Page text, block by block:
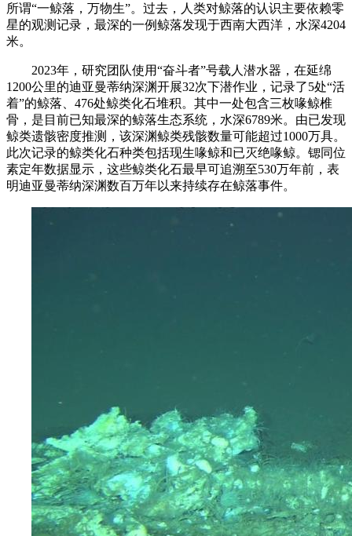
所谓“一鲸落，万物生”。过去，人类对鲸落的认识主要依赖零
星的观测记录，最深的一例鲸落发现于西南大西洋，水深4204
米。
2023年，研究团队使用“奋斗者”号载人潜水器，在延绵
1200公里的迪亚曼蒂纳深渊开展32次下潜作业，记录了5处“活
着”的鲸落、476处鲸类化石堆积。其中一处包含三枚喙鲸椎
骨，是目前已知最深的鲸落生态系统，水深6789米。由已发现
鲸类遗骸密度推测，该深渊鲸类残骸数量可能超过1000万具。
此次记录的鲸类化石种类包括现生喙鲸和已灭绝喙鲸。锶同位
素定年数据显示，这些鲸类化石最早可追溯至530万年前，表
明迪亚曼蒂纳深渊数百万年以来持续存在鲸落事件。